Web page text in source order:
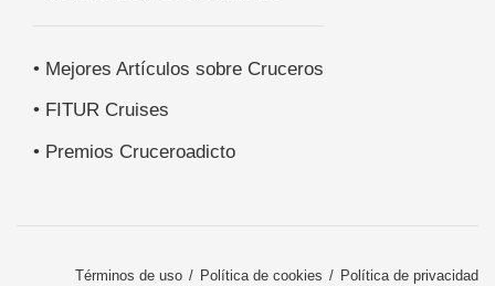
• Mejores Artículos sobre Cruceros
• FITUR Cruises
• Premios Cruceroadicto
Términos de uso Política de cookies Política de privacidad